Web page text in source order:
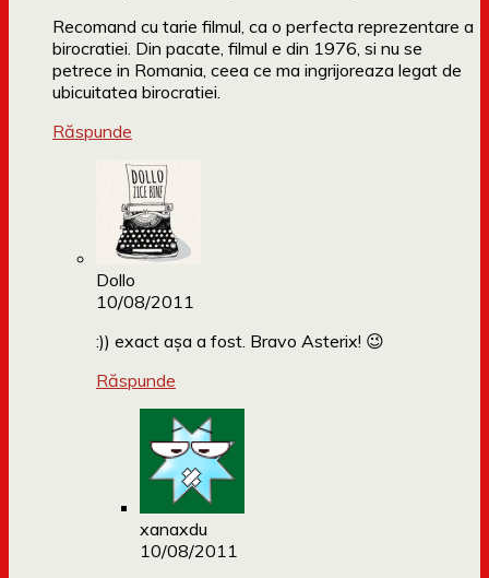
Recomand cu tarie filmul, ca o perfecta reprezentare a
birocratiei. Din pacate, filmul e din 1976, si nu se
petrece in Romania, ceea ce ma ingrijoreaza legat de
ubicuitatea birocratiei.
Răspunde
Dollo
10/08/2011
:)) exact așa a fost. Bravo Asterix! 😉
Răspunde
xanaxdu
10/08/2011